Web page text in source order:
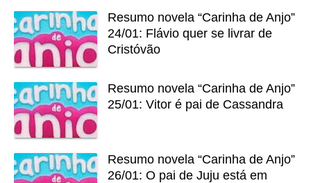
Resumo novela “Carinha de Anjo”
24/01: Flávio quer se livrar de
Cristóvão
Resumo novela “Carinha de Anjo”
25/01: Vitor é pai de Cassandra
Resumo novela “Carinha de Anjo”
26/01: O pai de Juju está em